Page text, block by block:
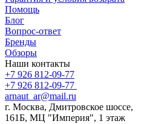
Помощь
Блог
Вопрос-ответ
Бренды
Обзоры
Наши контакты
+7 926 812-09-77
+7 926 812-09-77
arnaut_ar@mail.ru
г. Москва, Дмитровское шоссе,
161Б, МЦ "Империя", 1 этаж